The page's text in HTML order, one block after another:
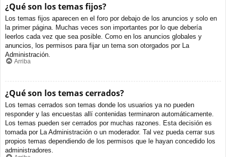
¿Qué son los temas fijos?
Los temas fijos aparecen en el foro por debajo de los anuncios y solo en
la primer página. Muchas veces son importantes por lo que debería
leerlos cada vez que sea posible. Como en los anuncios globales y
anuncios, los permisos para fijar un tema son otorgados por La
Administración.
Arriba
¿Qué son los temas cerrados?
Los temas cerrados son temas donde los usuarios ya no pueden
responder y las encuestas allí contenidas terminaron automáticamente.
Los temas pueden ser cerrados por muchas razones. Esta decisión es
tomada por La Administración o un moderador. Tal vez pueda cerrar sus
propios temas dependiendo de los permisos que le hayan concedido los
administradores.